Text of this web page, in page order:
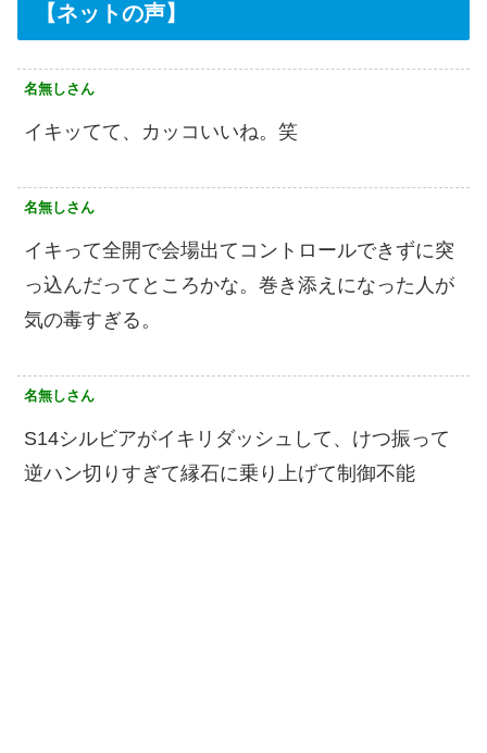
【ネットの声】
名無しさん
イキッてて、カッコいいね。笑
名無しさん
イキって全開で会場出てコントロールできずに突
っ込んだってところかな。巻き添えになった人が
気の毒すぎる。
名無しさん
S14シルビアがイキリダッシュして、けつ振って
逆ハン切りすぎて縁石に乗り上げて制御不能